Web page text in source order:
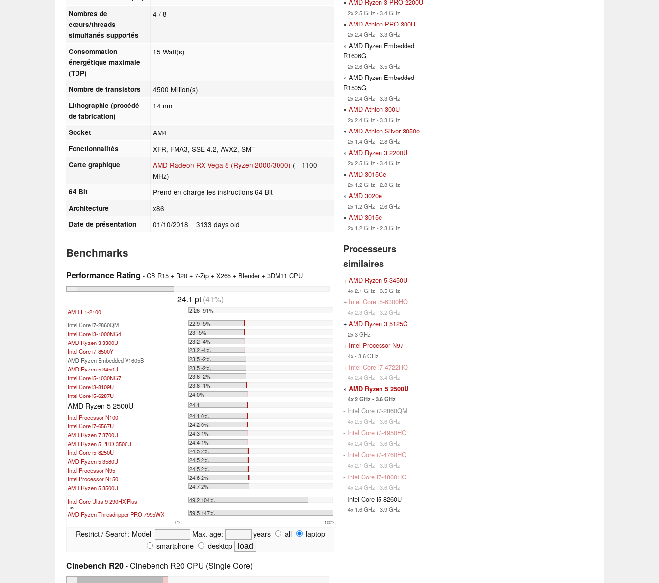
Nombres de
cœurs/threads
simultanés supportés
4 / 8
Consommation
énergétique maximale
(TDP)
15 Watt(s)
Nombre de transistors 4500 Million(s)
Lithographie (procédé
de fabrication)
14 nm
Socket AM4
Fonctionnalités XFR, FMA3, SSE 4.2, AVX2, SMT
Carte graphique AMD Radeon RX Vega 8 (Ryzen 2000/3000) ( - 1100
MHz)
64 Bit Prend en charge les instructions 64 Bit
Architecture x86
Date de présentation 01/10/2018 = 3133 days old
Benchmarks
Performance Rating - CB R15 + R20 + 7-Zip + X265 + Blender + 3DM11 CPU
24.1 pt(41%)
AMD E1-2100 2.26 -91%
Intel Core i7-2860QM
22.9 -5%
Intel Core i3-1000NG4
23 -5%
AMD Ryzen 3 3300U
23.2 -4%
Intel Core i7-8500Y
23.2 -4%
AMD Ryzen Embedded V1605B
23.5 -2%
AMD Ryzen 5 3450U
23.5 -2%
Intel Core i5-1030NG7
23.6 -2%
Intel Core i3-8109U
23.8 -1%
Intel Core i5-6287U
24 0%
AMD Ryzen 5 2500U
24.1
Intel Processor N100
24.1 0%
Intel Core i7-6567U
24.2 0%
AMD Ryzen 7 3700U
24.3 1%
AMD Ryzen 5 PRO 3500U
24.4 1%
Intel Core i5-8250U
24.5 2%
AMD Ryzen 5 3580U
24.5 2%
Intel Processor N95
24.5 2%
Intel Processor N150
24.6 2%
AMD Ryzen 5 3500U
24.7 2%
Intel Core Ultra 9 290HX Plus 49.2 104%
max:
AMD Ryzen Threadripper PRO 7995WX 59.5 147%
0% 100%
Restrict / Search: Model: Max. age: years all
laptop
smartphone
desktop
Cinebench R20- Cinebench R20 CPU (Single Core)
» AMD Ryzen 3 PRO 2200U
2x 2.5 GHz - 3.4 GHz
» AMD Athlon PRO 300U
2x 2.4 GHz - 3.3 GHz
» AMD Ryzen Embedded
R1606G
2x 2.6 GHz - 3.5 GHz
» AMD Ryzen Embedded
R1505G
2x 2.4 GHz - 3.3 GHz
» AMD Athlon 300U
2x 2.4 GHz - 3.3 GHz
» AMD Athlon Silver 3050e
2x 1.4 GHz - 2.8 GHz
» AMD Ryzen 3 2200U
2x 2.5 GHz - 3.4 GHz
» AMD 3015Ce
2x 1.2 GHz - 2.3 GHz
» AMD 3020e
2x 1.2 GHz - 2.6 GHz
» AMD 3015e
2x 1.2 GHz - 2.3 GHz
Processeurs
similaires
+ AMD Ryzen 5 3450U
4x 2.1 GHz - 3.5 GHz
+ Intel Core i5-6300HQ
4x 2.3 GHz - 3.2 GHz
+ AMD Ryzen 3 5125C
2x 3 GHz
+ Intel Processor N97
4x - 3.6 GHz
+ Intel Core i7-4722HQ
4x 2.4 GHz - 3.4 GHz
» AMD Ryzen 5 2500U
4x 2 GHz - 3.6 GHz
- Intel Core i7-2860QM
4x 2.5 GHz - 3.6 GHz
- Intel Core i7-4950HQ
4x 2.4 GHz - 3.6 GHz
- Intel Core i7-4760HQ
4x 2.1 GHz - 3.3 GHz
- Intel Core i7-4860HQ
4x 2.4 GHz - 3.6 GHz
- Intel Core i5-8260U
4x 1.6 GHz - 3.9 GHz